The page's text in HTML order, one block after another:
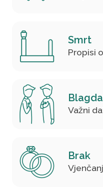
Smrt
Propisi
Važni
Brak